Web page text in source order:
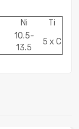
Ni
Ti
10.5-
13.5
5 x C